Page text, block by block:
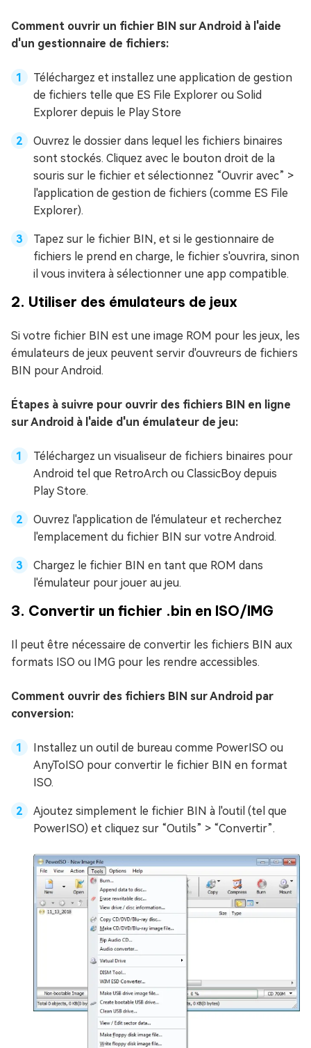
Comment ouvrir un fichier BIN sur Android à l'aide
d'un gestionnaire de fichiers:
Téléchargez et installez une application de gestion
de fichiers telle que ES File Explorer ou Solid
Explorer depuis le Play Store
Ouvrez le dossier dans lequel les fichiers binaires
sont stockés. Cliquez avec le bouton droit de la
souris sur le fichier et sélectionnez “Ouvrir avec” >
l'application de gestion de fichiers (comme ES File
Explorer).
Tapez sur le fichier BIN, et si le gestionnaire de
fichiers le prend en charge, le fichier s'ouvrira, sinon
il vous invitera à sélectionner une app compatible.
2. Utiliser des émulateurs de jeux
Si votre fichier BIN est une image ROM pour les jeux, les
émulateurs de jeux peuvent servir d'ouvreurs de fichiers
BIN pour Android.
Étapes à suivre pour ouvrir des fichiers BIN en ligne
sur Android à l'aide d'un émulateur de jeu:
Téléchargez un visualiseur de fichiers binaires pour
Android tel que RetroArch ou ClassicBoy depuis
Play Store.
Ouvrez l'application de l'émulateur et recherchez
l'emplacement du fichier BIN sur votre Android.
Chargez le fichier BIN en tant que ROM dans
l'émulateur pour jouer au jeu.
3. Convertir un fichier .bin en ISO/IMG
Il peut être nécessaire de convertir les fichiers BIN aux
formats ISO ou IMG pour les rendre accessibles.
Comment ouvrir des fichiers BIN sur Android par
conversion:
Installez un outil de bureau comme PowerISO ou
AnyToISO pour convertir le fichier BIN en format
ISO.
Ajoutez simplement le fichier BIN à l'outil (tel que
PowerISO) et cliquez sur “Outils” > “Convertir”.